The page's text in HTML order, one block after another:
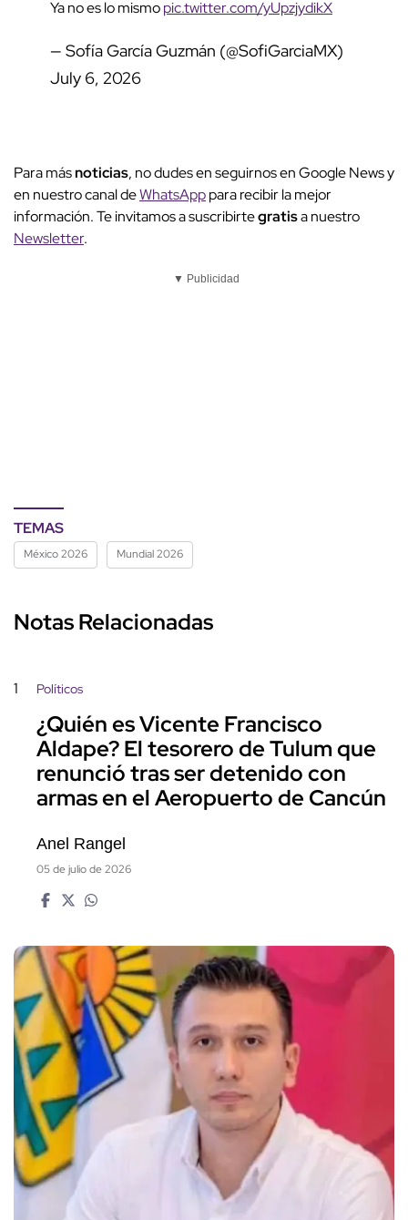
Ya no es lo mismopic.twitter.com/yUpzjydikX
— Sofía García Guzmán (@SofiGarciaMX)
July 6, 2026
Para másnoticias, no dudes en seguirnos en Google News y
en nuestro canal deWhatsApppara recibir la mejor
información. Te invitamos a suscribirtegratisa nuestro
Newsletter.
▼ Publicidad
TEMAS
México 2026 Mundial 2026
Notas Relacionadas
1 Políticos
¿Quién es Vicente Francisco
Aldape? El tesorero de Tulum que
renunció tras ser detenido con
armas en el Aeropuerto de Cancún
Anel Rangel
05 de julio de 2026